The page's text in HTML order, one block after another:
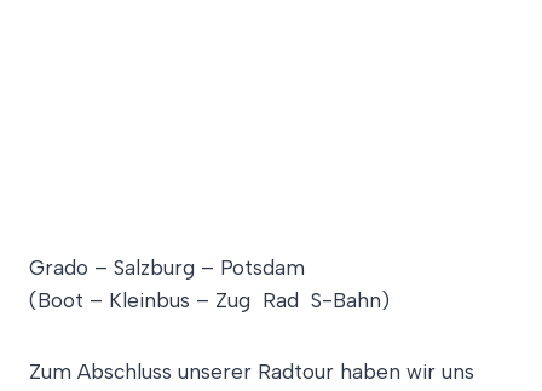
Grado – Salzburg – Potsdam
(Boot – Kleinbus – Zug ­ Rad ­ S-Bahn)
Zum Abschluss unserer Radtour haben wir uns